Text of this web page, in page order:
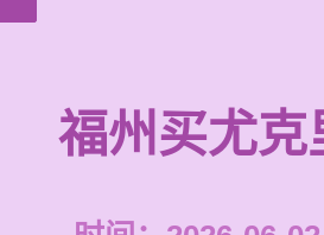
福州买尤克